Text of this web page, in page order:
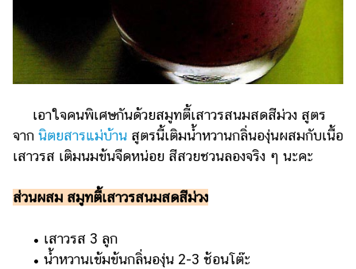
เอาใจคนพิเศษกันด้วยสมูทตี้เสาวรสนมสดสีม่วง สูตร
จาก นิตยสารแม่บ้าน สูตรนี้เติมน้ำหวานกลิ่นองุ่นผสมกับเนื้อ
เสาวรส เติมนมข้นจืดหน่อย สีสวยชวนลองจริง ๆ นะคะ
ส่วนผสม สมูทตี้เสาวรสนมสดสีม่วง
• เสาวรส 3 ลูก
• น้ำหวานเข้มข้นกลิ่นองุ่น 2-3 ช้อนโต๊ะ